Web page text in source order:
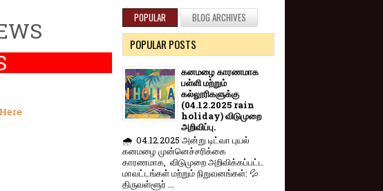
POPULAR BLOG ARCHIVES
POPULAR POSTS
கனமழை காரணமாக
பள்ளி மற்றும்
கல்லூரிகளுக்கு
(04.12.2025 rain
holiday) விடுமுறை
அறிவிப்பு.
🌧️ 04.12.2025 அன்று டிட்வா புயல்
கனமழை முன்னெச்சரிக்கை
காரணமாக, விடுமுறை அறிவிக்கப்பட்ட
மாவட்டங்கள் மற்றும் நிறுவனங்கள்: 💦
திருவள்ளூர் ...